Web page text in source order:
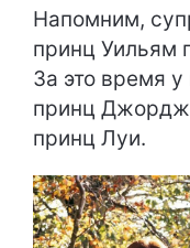
Напомним,
принц Уильям
За это время
принц
принц Луи.